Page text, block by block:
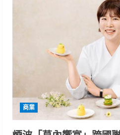
商業